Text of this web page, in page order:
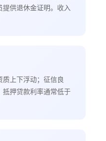
供退休金证明。收入
上下浮动；征信良
抵押贷款利率通常低于